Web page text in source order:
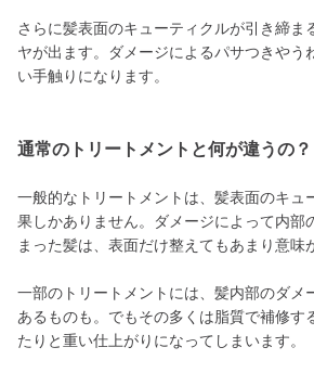
さらに髪表面のキューティクルが引き締ま
ヤが出ます。ダメージによるパサつきやう
い手触りになります。
通常のトリートメントと何が違うの？
一般的なトリートメントは、髪表面のキュ
果しかありません。ダメージによって内部
まった髪は、表面だけ整えてもあまり意味
一部のトリートメントには、髪内部のダメ
あるものも。でもその多くは脂質で補修す
たりと重い仕上がりになってしまいます。